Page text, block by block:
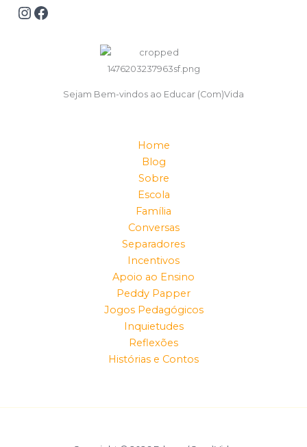
Sejam Bem-vindos ao Educar (Com)Vida
Home
Blog
Sobre
Escola
Família
Conversas
Separadores
Incentivos
Apoio ao Ensino
Peddy Papper
Jogos Pedagógicos
Inquietudes
Reflexões
Histórias e Contos